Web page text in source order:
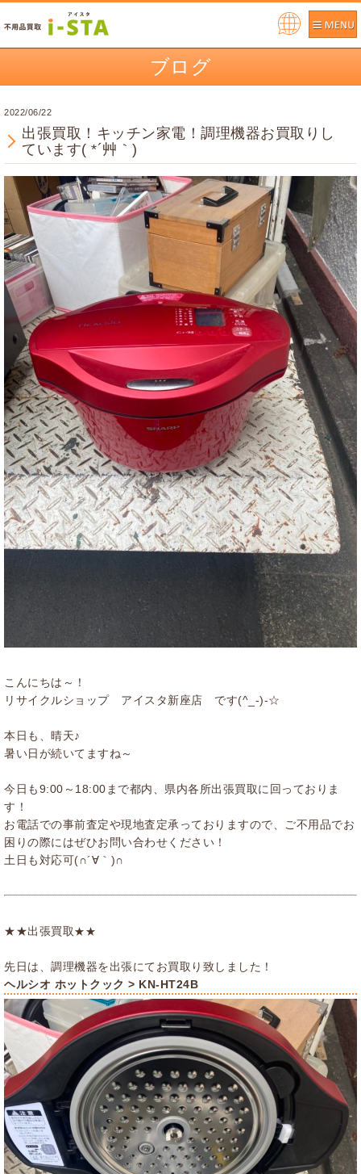
ブログ
2022/06/22
出張買取！キッチン家電！調理機器お買取りし
ています( *´艸｀)
こんにちは～！
リサイクルショップ アイスタ新座店 です(^_-)-☆
本日も、晴天♪
暑い日が続いてますね～
今日も9:00～18:00まで都内、県内各所出張買取に回っておりま
す！
お電話での事前査定や現地査定承っておりますので、ご不用品でお
困りの際にはぜひお問い合わせください！
土日も対応可(∩´∀｀)∩
★★出張買取 ★★
先日は、調理機器を出張にてお買取り致しました！
ヘルシオ ホットクック > KN-HT24B